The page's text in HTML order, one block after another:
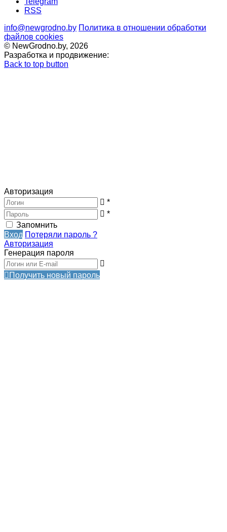
RSS
info@newgrodno.by Политика в отношении обработки
файлов cookies
© NewGrodno.by, 2026
Разработка и продвижение:
Back to top button
Авторизация
*
*
Запомнить
Вход Потеряли пароль ?
Авторизация
Генерация пароля
Получить новый пароль